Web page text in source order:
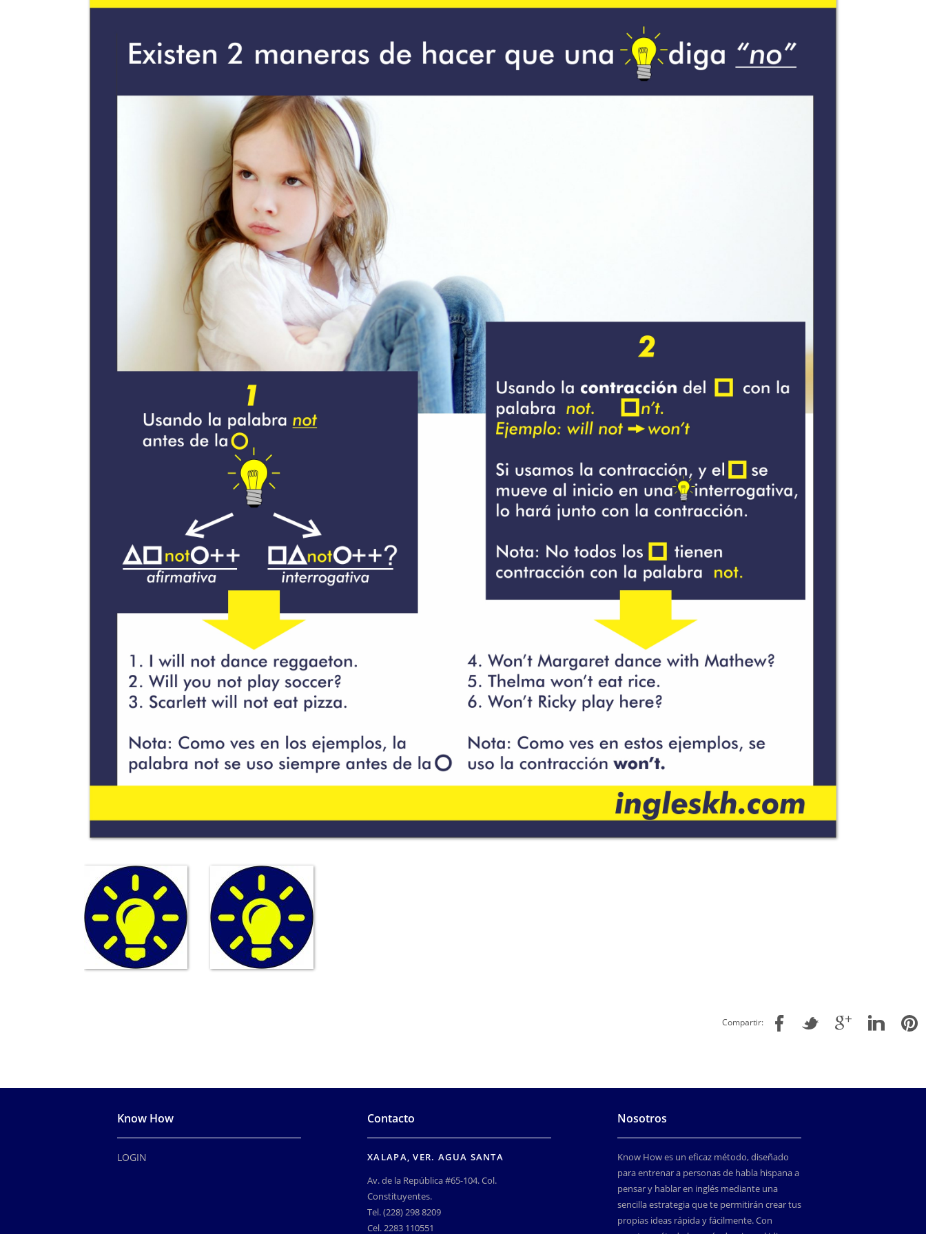
Compartir:
Know How
LOGIN
Contacto
XALAPA, VER. AGUA SANTA
Av. de la República #65-104. Col.
Constituyentes.
Tel. (228) 298 8209
Cel. 2283 110551
Nosotros
Know How es un eficaz método, diseñado
para entrenar a personas de habla hispana a
pensar y hablar en inglés mediante una
sencilla estrategia que te permitirán crear tus
propias ideas rápida y fácilmente. Con